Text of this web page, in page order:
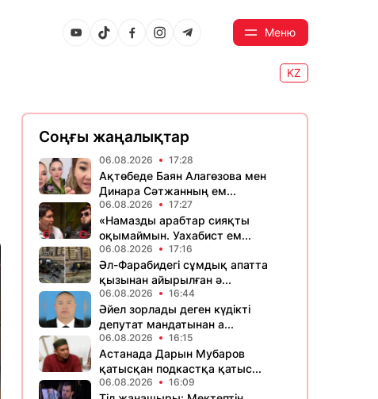
Меню
KZ
Соңғы жаңалықтар
06.08.2026 17:28
Ақтөбеде Баян Алагөзова мен
Динара Сәтжанның ем...
06.08.2026 17:27
«Намазды арабтар сияқты
оқымаймын. Уахабист ем...
06.08.2026 17:16
Әл-Фарабидегі сұмдық апатта
қызынан айырылған ә...
06.08.2026 16:44
Әйел зорлады деген күдікті
депутат мандатынан а...
06.08.2026 16:15
Астанада Дарын Мубаров
қатысқан подкастқа қатыс...
06.08.2026 16:09